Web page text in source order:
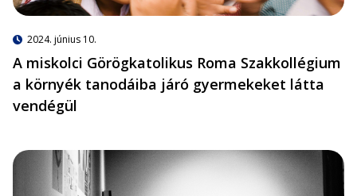
2024. június 10.
A miskolci Görögkatolikus Roma Szakkollégium
a környék tanodáiba járó gyermekeket látta
vendégül